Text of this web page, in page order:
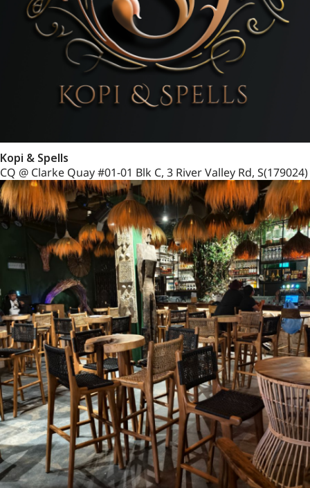
Kopi & Spells
CQ @ Clarke Quay #01-01 Blk C, 3 River Valley Rd, S(179024)